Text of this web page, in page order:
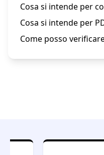
Cosa si intende per
Cosa si intende per
Come posso